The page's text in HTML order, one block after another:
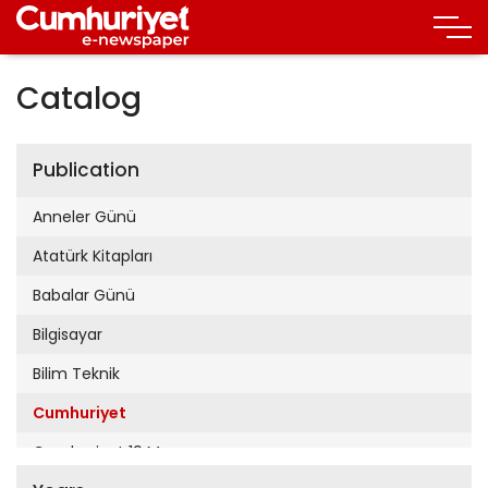
Catalog
Publication
Anneler Günü
Atatürk Kitapları
Babalar Günü
Bilgisayar
Bilim Teknik
Cumhuriyet
Cumhuriyet 19 Mayıs